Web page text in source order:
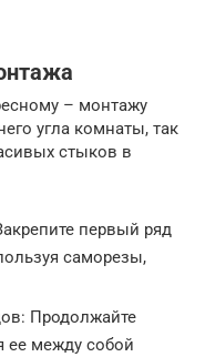
– монтажу
угла комнаты, так
стыков в
первый ряд
саморезы,
Продолжайте
ее между собой